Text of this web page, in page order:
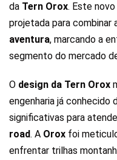
da Tern Orox. Este
projetada para combinar
aventura, marcando a
segmento do mercado
O design da Tern Orox
engenharia já conhecido
significativas para
road. A Orox foi
enfrentar trilhas